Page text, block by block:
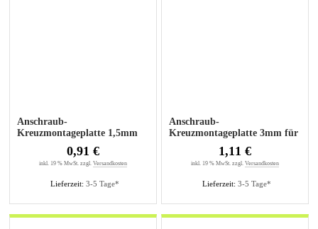
Anschraub-
Kreuzmontageplatte 1,5mm
Lieferzeit: 3-5 Tage*
0,91 €
inkl. 19 % MwSt. zzgl. Versandkosten
Anschraub-
Kreuzmontageplatte 3mm für
Lieferzeit: 3-5 Tage*
1,11 €
inkl. 19 % MwSt. zzgl. Versandkosten